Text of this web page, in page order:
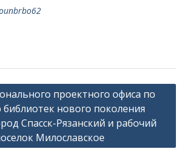
проектного офиса по
нового поколения
Спасск-Рязанский и рабочий
Милославское